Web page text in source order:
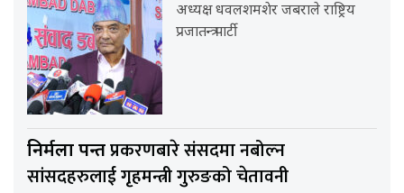
अध्यक्ष धवलशमशेर जबराले राष्ट्रिय
प्रजातन्त्र पार्टी
निर्मला पन्तप्रकरणबारे संसदमा नबोल्न
सांसदहरुलाई गृहमन्त्री गुरुङको चेतावनी